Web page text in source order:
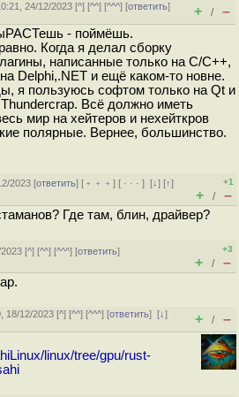
24/12/2023 [^] [^^] [^^^] [ответить]
+ / –
- поймёшь.
Когда я делал сборку
написанные только на C/C++,
Delphi,.NET и ещё каком-то новне.
я пользуюсь софтом только на Qt и
Всё должно иметь
мир на хейтеров и нехейткров
полярные. Вернее, большинство.
2023 [ответить] [ ﹢﹢﹢] [ · · ·][↓] [↑]
+1
+ / –
Где там, блин, драйвер?
[^] [^^] [^^^] [ответить]
+3
+ / –
18/12/2023 [^] [^^] [^^^] [ответить][↓]
+ / –
linux/tree/gpu/rust-